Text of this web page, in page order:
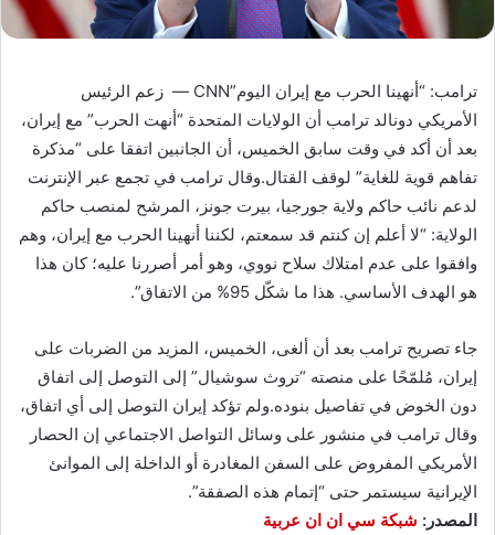
ترامب: “أنهينا الحرب مع إيران اليوم”CNN — زعم الرئيس
الأمريكي دونالد ترامب أن الولايات المتحدة “أنهت الحرب” مع إيران،
بعد أن أكد في وقت سابق الخميس، أن الجانبين اتفقا على “مذكرة
تفاهم قوية للغاية” لوقف القتال.وقال ترامب في تجمع عبر الإنترنت
لدعم نائب حاكم ولاية جورجيا، بيرت جونز، المرشح لمنصب حاكم
الولاية: “لا أعلم إن كنتم قد سمعتم، لكننا أنهينا الحرب مع إيران، وهم
وافقوا على عدم امتلاك سلاح نووي، وهو أمر أصررنا عليه؛ كان هذا
هو الهدف الأساسي. هذا ما شكّل 95% من الاتفاق”.
جاء تصريح ترامب بعد أن ألغى، الخميس، المزيد من الضربات على
إيران، مُلمّحًا على منصته “تروث سوشيال” إلى التوصل إلى اتفاق
دون الخوض في تفاصيل بنوده.ولم تؤكد إيران التوصل إلى أي اتفاق،
وقال ترامب في منشور على وسائل التواصل الاجتماعي إن الحصار
الأمريكي المفروض على السفن المغادرة أو الداخلة إلى الموانئ
الإيرانية سيستمر حتى “إتمام هذه الصفقة”.
المصدر: شبكة سي ان ان عربية